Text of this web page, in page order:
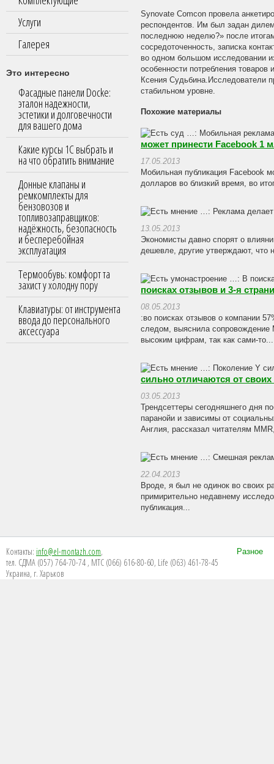
Услуги
Галерея
Это интересно
Фасадные панели Docke:
эталон надежности,
эстетики и долговечности
для вашего дома
Какие курсы 1С выбрать и
на что обратить внимание
Донные клапаны и
ремкомплекты для
бензовозов и
топливозаправщиков:
надёжность, безопасность
и бесперебойная
эксплуатация
Термообувь: комфорт та
захист у холодну пору
Клавиатуры: от инструмента
ввода до персонального
аксессуара
Synovate Comcon провела
респондентов. Им был задан
последнюю неделю?» после
сосредоточенность, записка
во одном большом исследовании
особенности потребления
Ксения Судьбина.Исследователи
стабильном уровне.
Похожие материалы
может принести Facebook 1
17.05.2013
Мобильная публикация Facebook
долларов во близкий время, во
13.05.2013
Экономисты давно спорят о
дешевле, другие утверждают, что
поисках отзывов и 3-я
08.05.2013
:во поисках отзывов о компании
следом, выяснила сопровождение
высоким цифрам, так как сами-то...
сильно отличаются от
03.05.2013
Трендсеттеры сегодняшнего дня
паранойи и зависимы от
Англия, рассказал читателям
22.04.2013
Вроде, я был не одинок во своих
примирительно недавнему
публикация...
Контакты: info@el-montazh.com,
тел. СДМА (057) 764-70-74 , МТС (066) 616-80-60, Life (063) 461-78-45
Украина, г. Харьков
Разное